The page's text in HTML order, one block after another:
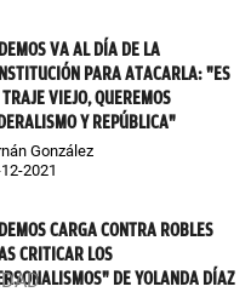
VA AL DÍA DE LA
PARA ATACARLA: "ES
VIEJO, QUEREMOS
Y REPÚBLICA"
González
2021
CARGA CONTRA ROBLES
CRITICAR LOS
DE YOLANDA DÍAZ